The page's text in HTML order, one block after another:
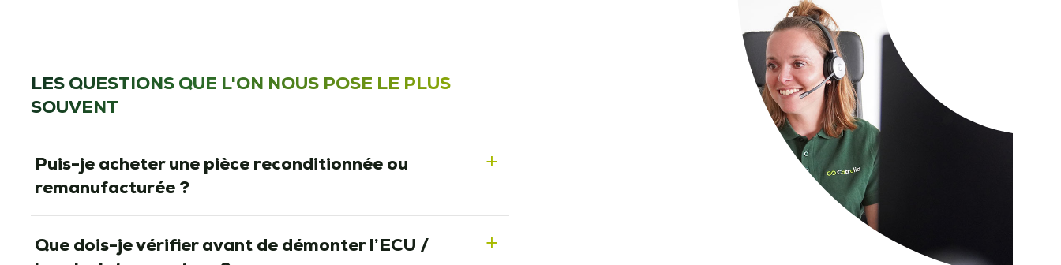
LES QUESTIONS QUE L'ON NOUS POSE LE PLUS
SOUVENT
a
Puis-je acheter une pièce reconditionnée ou
remanufacturée ?
a
Que dois-je vérifier avant de démonter l’ECU /